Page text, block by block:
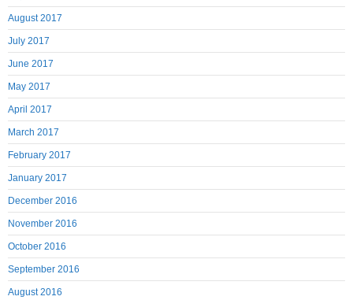
August 2017
July 2017
June 2017
May 2017
April 2017
March 2017
February 2017
January 2017
December 2016
November 2016
October 2016
September 2016
August 2016